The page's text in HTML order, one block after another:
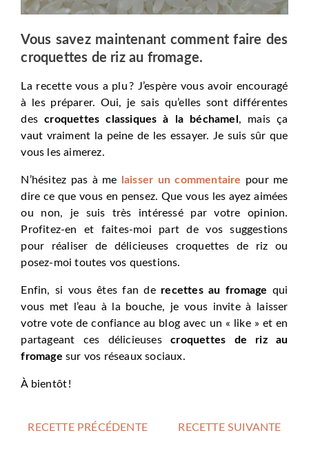
Vous savez maintenant comment faire des
croquettes de riz au fromage.
La recette vous a plu ? J’espère vous avoir encouragé
à les préparer. Oui, je sais qu’elles sont différentes
descroquettes classiques à la béchamel , mais ça
vaut vraiment la peine de les essayer. Je suis sûr que
vous les aimerez.
N’hésitez pas à me laisser un commentaire pour me
dire ce que vous en pensez. Que vous les ayez aimées
ou non, je suis très intéressé par votre opinion.
Profitez-en et faites-moi part de vos suggestions
pour réaliser de délicieuses croquettes de riz ou
posez-moi toutes vos questions.
Enfin, si vous êtes fan de recettes au fromage qui
vous met l’eau à la bouche, je vous invite à laisser
votre vote de confiance au blog avec un « like » et en
partageant ces délicieusescroquettes de riz au
fromage sur vos réseaux sociaux.
À bientôt !
RECETTE PRÉCÉDENTE RECETTE SUIVANTE